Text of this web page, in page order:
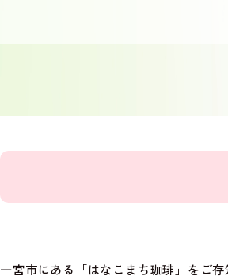
一宮市にある「はなこまち珈琲」をご